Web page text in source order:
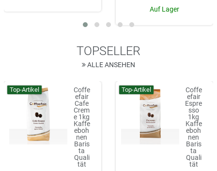
Auf Lager
TOPSELLER
ALLE ANSEHEN
Top-Artikel
Coffe
efair
Cafe
Crem
e 1kg
Kaffe
eboh
nen
Baris
ta
Quali
tät
Top-Artikel
Coffe
efair
Espre
sso
1kg
Kaffe
eboh
nen
Baris
ta
Quali
tät